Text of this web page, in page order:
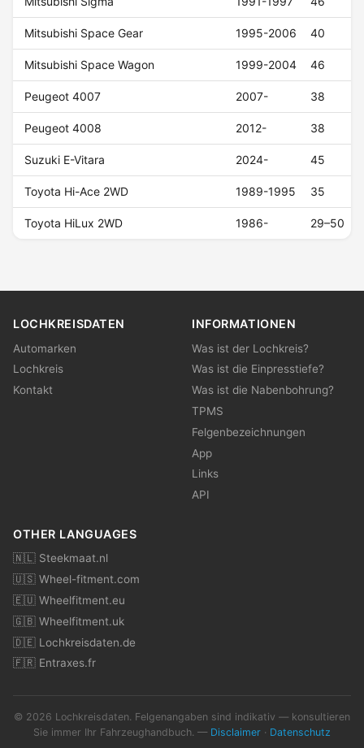
Mitsubishi Space Gear 1995-2006 40
Mitsubishi Space Wagon 1999-2004 46
Peugeot 4007 2007- 38
Peugeot 4008 2012- 38
Suzuki E-Vitara 2024- 45
Toyota Hi-Ace 2WD 1989-1995 35
Toyota HiLux 2WD 1986- 29–50
LOCHKREISDATEN
Automarken
Lochkreis
Kontakt
INFORMATIONEN
Was ist der Lochkreis?
Was ist die Einpresstiefe?
Was ist die Nabenbohrung?
TPMS
Felgenbezeichnungen
App
Links
API
OTHER LANGUAGES
🇳🇱 Steekmaat.nl
🇺🇸 Wheel-fitment.com
🇪🇺 Wheelfitment.eu
🇬🇧 Wheelfitment.uk
🇩🇪 Lochkreisdaten.de
🇫🇷 Entraxes.fr
© 2026 Lochkreisdaten. Felgenangaben sind indikativ — konsultieren
Sie immer Ihr Fahrzeughandbuch. — Disclaimer · Datenschutz